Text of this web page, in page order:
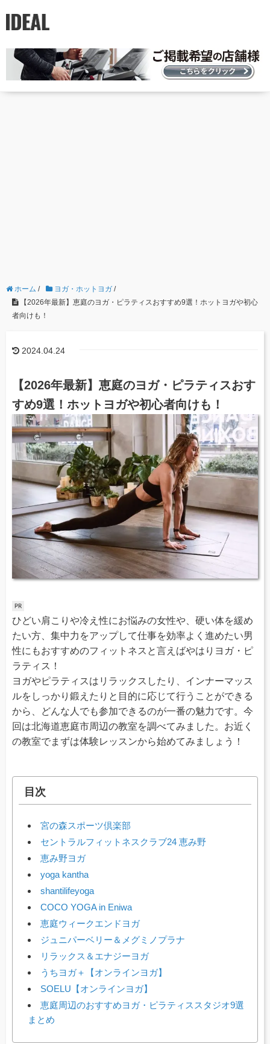
ホーム / ヨガ・ホットヨガ /
【2026年最新】恵庭のヨガ・ピラティスおすすめ9選！ホットヨガや初心
者向けも！
2024.04.24
【2026年最新】恵庭のヨガ・ピラティスおす
すめ9選！ホットヨガや初心者向けも！
ひどい肩こりや冷え性にお悩みの女性や、硬い体を緩め
たい方、集中力をアップして仕事を効率よく進めたい男
性にもおすすめのフィットネスと言えばやはりヨガ・ピ
ラティス！
ヨガやピラティスはリラックスしたり、インナーマッス
ルをしっかり鍛えたりと目的に応じて行うことができる
から、どんな人でも参加できるのが一番の魅力です。今
回は北海道恵庭市周辺の教室を調べてみました。お近く
の教室でまずは体験レッスンから始めてみましょう！
目次
宮の森スポーツ倶楽部
セントラルフィットネスクラブ24 恵み野
恵み野ヨガ
yoga kantha
shantilifeyoga
COCO YOGA in Eniwa
恵庭ウィークエンドヨガ
ジュニパーベリー＆メグミノプラナ
リラックス＆エナジーヨガ
うちヨガ＋【オンラインヨガ】
SOELU【オンラインヨガ】
恵庭周辺のおすすめヨガ・ピラティススタジオ9選
まとめ